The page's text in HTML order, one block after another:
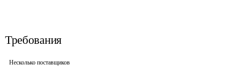
Требования
Несколько поставщиков